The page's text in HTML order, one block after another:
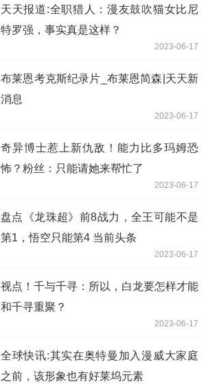
天天报道:全职猎人：漫友鼓吹猫女比尼
特罗强，事实真是这样？
2023-06-17
布莱恩考克斯纪录片_布莱恩简森|天天新
消息
2023-06-17
奇异博士惹上新仇敌！能力比多玛姆恐
怖？粉丝：只能请她来帮忙了
2023-06-17
盘点《龙珠超》前8战力，全王可能不是
第1，悟空只能第4 当前头条
2023-06-17
视点！千与千寻：所以，白龙要怎样才能
和千寻重聚？
2023-06-17
全球快讯:其实在奥特曼加入漫威大家庭
之前，该形象也有好莱坞元素